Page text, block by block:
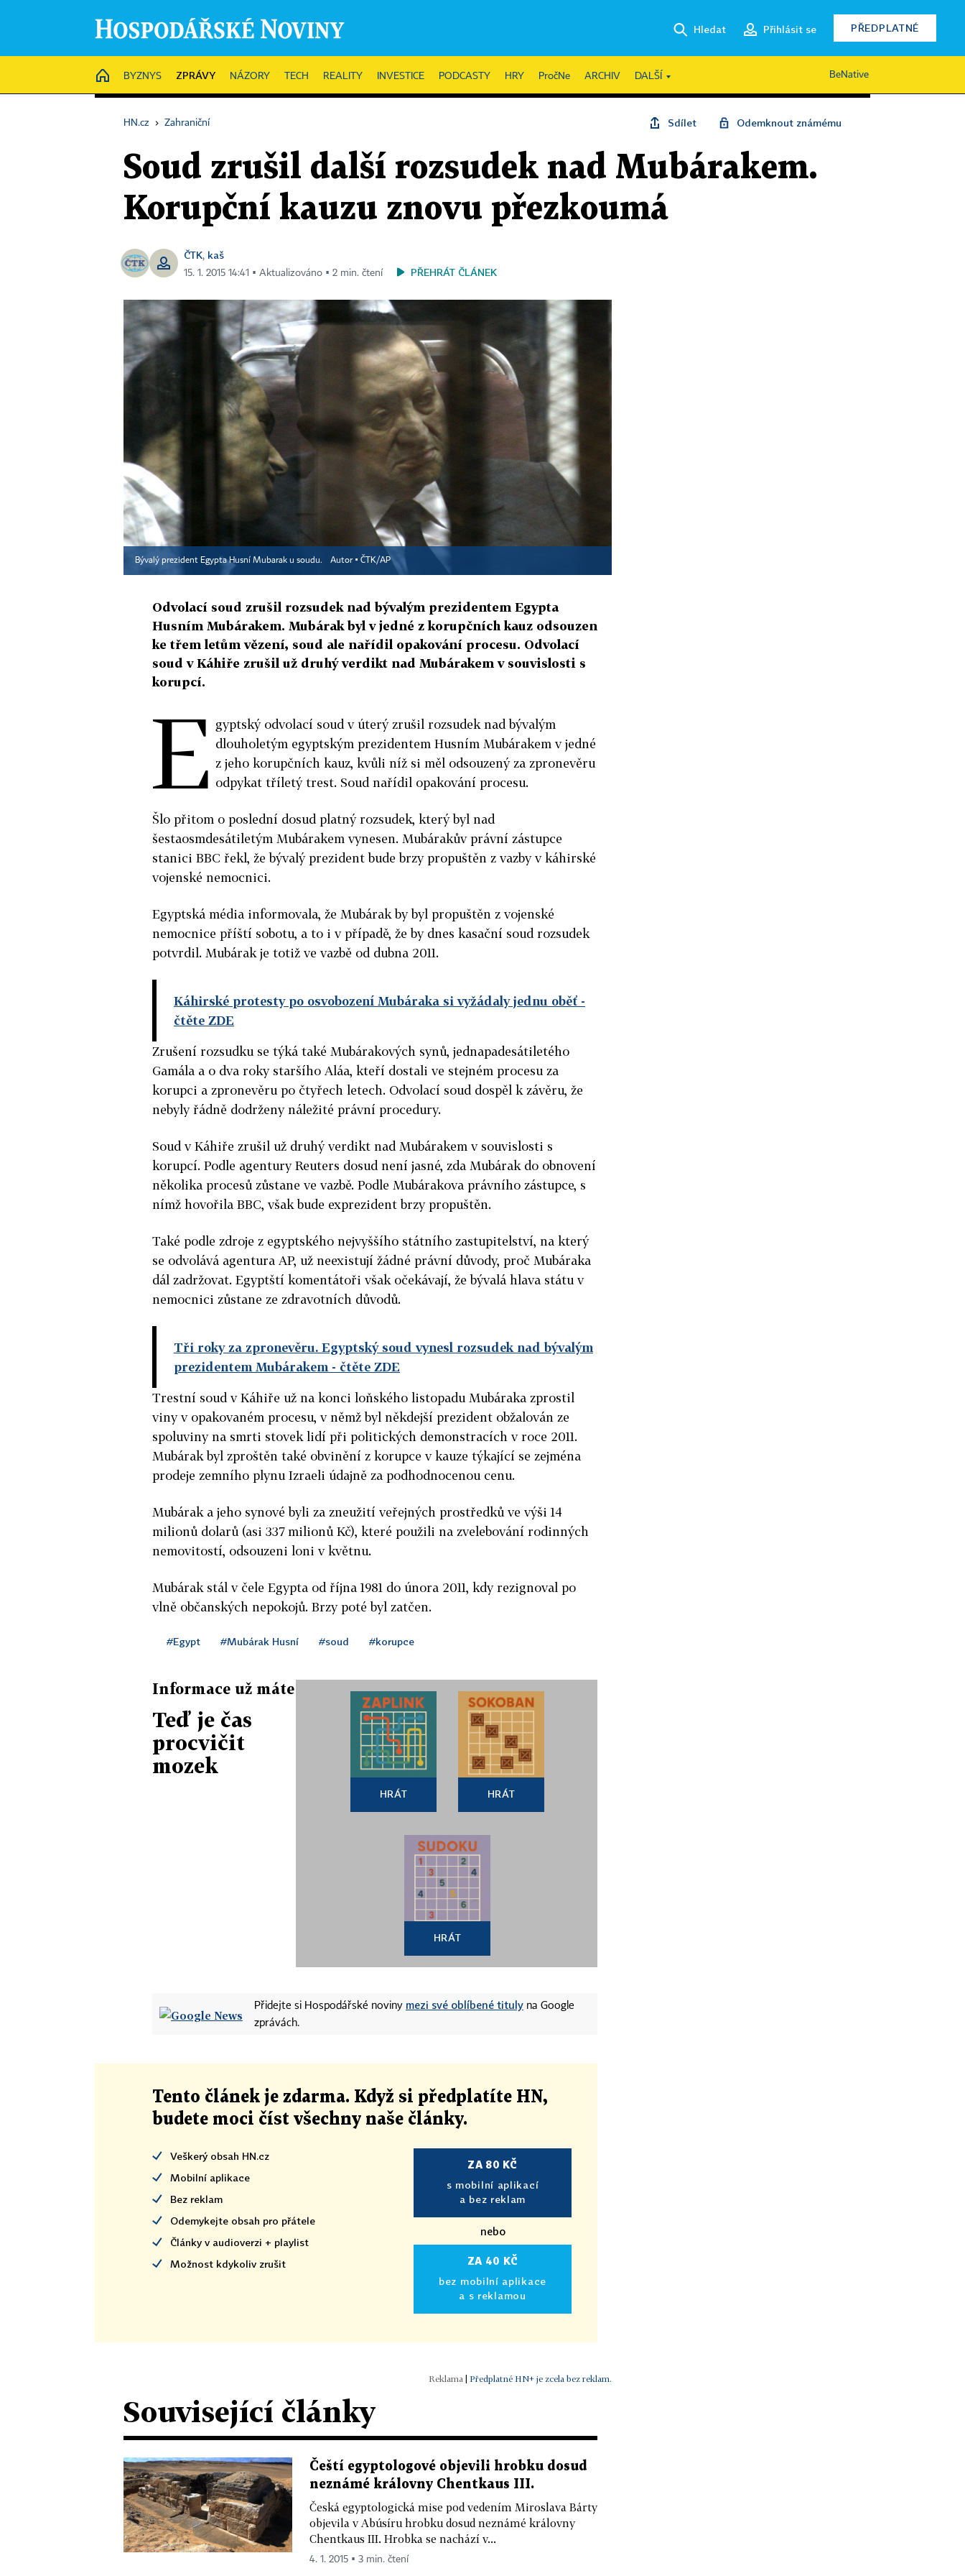
Hledat Přihlásit se PŘEDPLATNÉ
HOME
BYZNYS ZPRÁVY NÁZORY TECH REALITY INVESTICE PODCASTY HRY PročNe ARCHIV DALŠÍ BeNative
HN.cz › Zahraniční Sdílet Odemknout známému
Soud zrušil další rozsudek nad Mubárakem.
Korupční kauzu znovu přezkoumá
ČTK, kaš
15. 1. 2015 14:41 ▪ Aktualizováno ▪ 2 min. čtení PŘEHRÁT ČLÁNEK
Bývalý prezident Egypta Husní Mubarak u soudu. Autor ▪ ČTK/AP
Odvolací soud zrušil rozsudek nad bývalým prezidentem Egypta
Husním Mubárakem. Mubárak byl v jedné z korupčních kauz odsouzen
ke třem letům vězení, soud ale nařídil opakování procesu. Odvolací
soud v Káhiře zrušil už druhý verdikt nad Mubárakem v souvislosti s
korupcí.
E gyptský odvolací soud v úterý zrušil rozsudek nad bývalým
dlouholetým egyptským prezidentem Husním Mubárakem v jedné
z jeho korupčních kauz, kvůli níž si měl odsouzený za zpronevěru
odpykat tříletý trest. Soud nařídil opakování procesu.
Šlo přitom o poslední dosud platný rozsudek, který byl nad
šestaosmdesátiletým Mubárakem vynesen. Mubárakův právní zástupce
stanici BBC řekl, že bývalý prezident bude brzy propuštěn z vazby v káhirské
vojenské nemocnici.
Egyptská média informovala, že Mubárak by byl propuštěn z vojenské
nemocnice příští sobotu, a to i v případě, že by dnes kasační soud rozsudek
potvrdil. Mubárak je totiž ve vazbě od dubna 2011.
Káhirské protesty po osvobození Mubáraka si vyžádaly jednu oběť -
čtěte ZDE
Zrušení rozsudku se týká také Mubárakových synů, jednapadesátiletého
Gamála a o dva roky staršího Aláa, kteří dostali ve stejném procesu za
korupci a zpronevěru po čtyřech letech. Odvolací soud dospěl k závěru, že
nebyly řádně dodrženy náležité právní procedury.
Soud v Káhiře zrušil už druhý verdikt nad Mubárakem v souvislosti s
korupcí. Podle agentury Reuters dosud není jasné, zda Mubárak do obnovení
několika procesů zůstane ve vazbě. Podle Mubárakova právního zástupce, s
nímž hovořila BBC, však bude exprezident brzy propuštěn.
Také podle zdroje z egyptského nejvyššího státního zastupitelství, na který
se odvolává agentura AP, už neexistují žádné právní důvody, proč Mubáraka
dál zadržovat. Egyptští komentátoři však očekávají, že bývalá hlava státu v
nemocnici zůstane ze zdravotních důvodů.
Tři roky za zpronevěru. Egyptský soud vynesl rozsudek nad bývalým
prezidentem Mubárakem - čtěte ZDE
Trestní soud v Káhiře už na konci loňského listopadu Mubáraka zprostil
viny v opakovaném procesu, v němž byl někdejší prezident obžalován ze
spoluviny na smrti stovek lidí při politických demonstracích v roce 2011.
Mubárak byl zproštěn také obvinění z korupce v kauze týkající se zejména
prodeje zemního plynu Izraeli údajně za podhodnocenou cenu.
Mubárak a jeho synové byli za zneužití veřejných prostředků ve výši 14
milionů dolarů (asi 337 milionů Kč), které použili na zvelebování rodinných
nemovitostí, odsouzeni loni v květnu.
Mubárak stál v čele Egypta od října 1981 do února 2011, kdy rezignoval po
vlně občanských nepokojů. Brzy poté byl zatčen.
#Egypt #Mubárak Husní #soud #korupce
Informace už máte
Teď je čas
procvičit
mozek
HRÁT HRÁT
HRÁT
Přidejte si Hospodářské noviny mezi své oblíbené tituly na Google
zprávách.
Tento článek je zdarma. Když si předplatíte HN,
budete moci číst všechny naše články.
Veškerý obsah HN.cz
Mobilní aplikace
Bez reklam
Odemykejte obsah pro přátele
Články v audioverzi + playlist
Možnost kdykoliv zrušit
ZA 80 KČ
s mobilní aplikací
a bez reklam
nebo
ZA 40 KČ
bez mobilní aplikace
a s reklamou
| Předplatné HN+ je zcela bez reklam.
Související články
Čeští egyptologové objevili hrobku dosud
neznámé královny Chentkaus III.
Česká egyptologická mise pod vedením Miroslava Bárty
objevila v Abúsíru hrobku dosud neznámé královny
Chentkaus III. Hrobka se nachází v...
4. 1. 2015 ▪ 3 min. čtení